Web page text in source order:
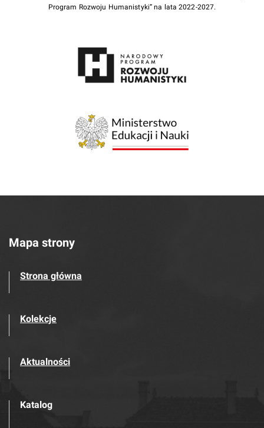
Program Rozwoju Humanistyki” na lata 2022-2027.
Mapa strony
Strona główna
Kolekcje
Aktualności
Katalog